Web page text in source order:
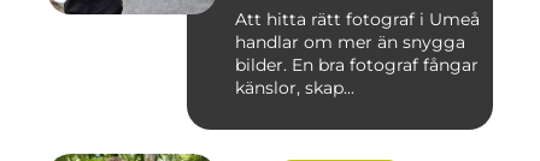
Att hitta rätt fotograf i Umeå
handlar om mer än snygga
bilder. En bra fotograf fångar
känslor, skap...